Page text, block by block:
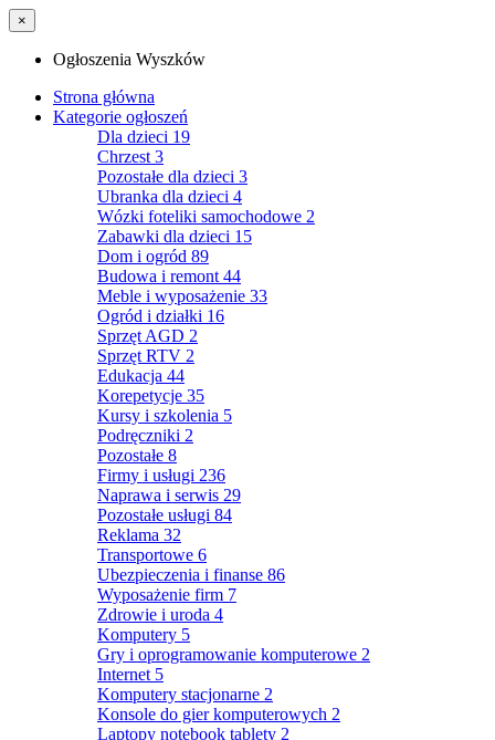
×
Ogłoszenia Wyszków
Strona główna
Kategorie ogłoszeń
Dla dzieci 19
Chrzest 3
Pozostałe dla dzieci 3
Ubranka dla dzieci 4
Wózki foteliki samochodowe 2
Zabawki dla dzieci 15
Dom i ogród 89
Budowa i remont 44
Meble i wyposażenie 33
Ogród i działki 16
Sprzęt AGD 2
Sprzęt RTV 2
Edukacja 44
Korepetycje 35
Kursy i szkolenia 5
Podręczniki 2
Pozostałe 8
Firmy i usługi 236
Naprawa i serwis 29
Pozostałe usługi 84
Reklama 32
Transportowe 6
Ubezpieczenia i finanse 86
Wyposażenie firm 7
Zdrowie i uroda 4
Komputery 5
Gry i oprogramowanie komputerowe 2
Internet 5
Komputery stacjonarne 2
Konsole do gier komputerowych 2
Laptopy notebook tablety 2